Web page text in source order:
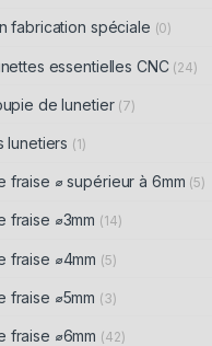
fabrication spéciale (0)
essentielles CNC (24)
de lunetier (7)
lunetiers (1)
fraise ⌀ supérieur à 6mm (5)
fraise ⌀3mm (14)
fraise ⌀4mm (5)
fraise ⌀5mm (3)
fraise ⌀6mm (42)